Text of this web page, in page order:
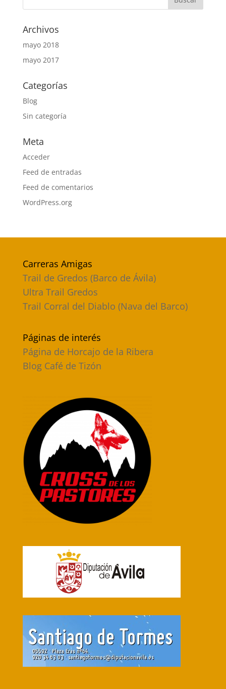
Archivos
mayo 2018
mayo 2017
Categorías
Blog
Sin categoría
Meta
Acceder
Feed de entradas
Feed de comentarios
WordPress.org
Carreras Amigas
Trail de Gredos (Barco de Ávila)
Ultra Trail Gredos
Trail Corral del Diablo (Nava del Barco)
Páginas de interés
Página de Horcajo de la Ribera
Blog Café de Tizón